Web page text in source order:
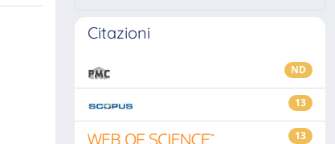
Citazioni
ND
13
13